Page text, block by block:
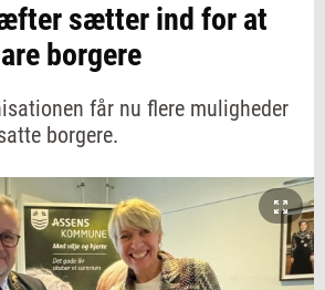
sætter ind for at
borgere
får nu flere muligheder
borgere.